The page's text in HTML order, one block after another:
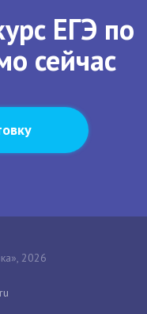
ЕГЭ по
сейчас
2026